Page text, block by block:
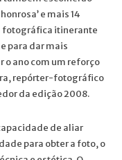
e mais 14
fotográfica itinerante
para dar mais
o ano com um reforço
repórter-fotográfico
da edição 2008.
de aliar
para obter a foto, o